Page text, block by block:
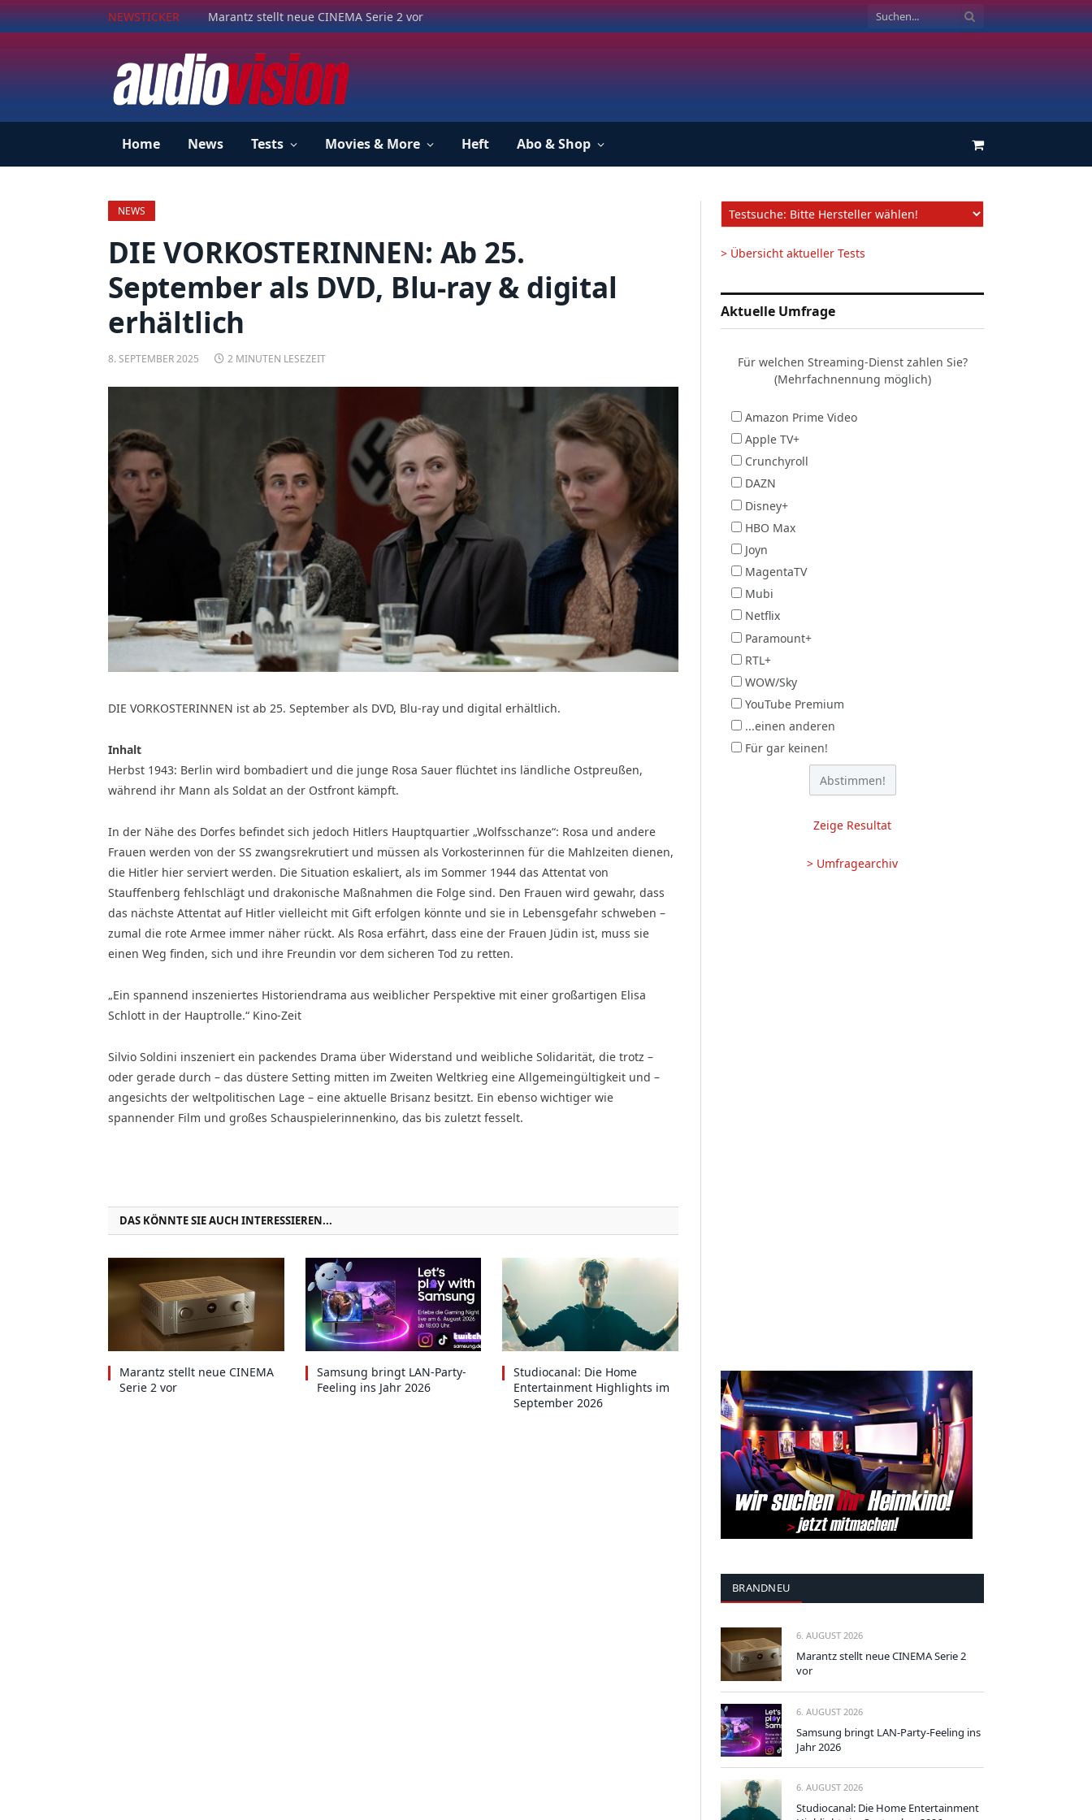
NEWSTICKER Marantz stellt neue CINEMA Serie 2 vor
Home News Tests Movies & More Heft Abo & Shop Einkaufswagen
NEWS
DIE VORKOSTERINNEN: Ab 25.
September als DVD, Blu-ray & digital
erhältlich
8. SEPTEMBER 2025 2 MINUTEN LESEZEIT
DIE VORKOSTERINNEN ist ab 25. September als DVD, Blu-ray und digital erhältlich.
Inhalt
Herbst 1943: Berlin wird bombadiert und die junge Rosa Sauer flüchtet ins ländliche Ostpreußen,
während ihr Mann als Soldat an der Ostfront kämpft.
In der Nähe des Dorfes befindet sich jedoch Hitlers Hauptquartier „Wolfsschanze“: Rosa und andere
Frauen werden von der SS zwangsrekrutiert und müssen als Vorkosterinnen für die Mahlzeiten dienen,
die Hitler hier serviert werden. Die Situation eskaliert, als im Sommer 1944 das Attentat von
Stauffenberg fehlschlägt und drakonische Maßnahmen die Folge sind. Den Frauen wird gewahr, dass
das nächste Attentat auf Hitler vielleicht mit Gift erfolgen könnte und sie in Lebensgefahr schweben –
zumal die rote Armee immer näher rückt. Als Rosa erfährt, dass eine der Frauen Jüdin ist, muss sie
einen Weg finden, sich und ihre Freundin vor dem sicheren Tod zu retten.
„Ein spannend inszeniertes Historiendrama aus weiblicher Perspektive mit einer großartigen Elisa
Schlott in der Hauptrolle.“ Kino-Zeit
Silvio Soldini inszeniert ein packendes Drama über Widerstand und weibliche Solidarität, die trotz –
oder gerade durch – das düstere Setting mitten im Zweiten Weltkrieg eine Allgemeingültigkeit und –
angesichts der weltpolitischen Lage – ­eine aktuelle Brisanz besitzt. Ein ebenso wichtiger wie
spannender Film und großes Schauspielerinnenkino, das bis zuletzt fesselt.
DAS KÖNNTE SIE AUCH INTERESSIEREN...
Marantz stellt neue CINEMA
Serie 2 vor
Samsung bringt LAN-Party-
Feeling ins Jahr 2026
Studiocanal: Die Home
Entertainment Highlights im
September 2026
> Übersicht aktueller Tests
Aktuelle Umfrage
Für welchen Streaming-Dienst zahlen Sie?
(Mehrfachnennung möglich)
Amazon Prime Video
Apple TV+
Crunchyroll
DAZN
Disney+
HBO Max
Joyn
MagentaTV
Mubi
Netflix
Paramount+
RTL+
WOW/Sky
YouTube Premium
...einen anderen
Für gar keinen!
Zeige Resultat
> Umfragearchiv
BRANDNEU
6. AUGUST 2026
Marantz stellt neue CINEMA Serie 2
vor
6. AUGUST 2026
Samsung bringt LAN-Party-Feeling ins
Jahr 2026
6. AUGUST 2026
Studiocanal: Die Home Entertainment